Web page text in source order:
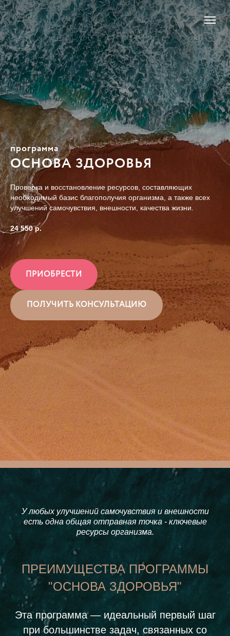
программа
ОСНОВА ЗДОРОВЬЯ
Проверка и восстановление ресурсов, составляющих
необходимый базис благополучия организма, а также всех
улучшений самочувствия, внешности, качества жизни.
24 550 р.
ПРИОБРЕСТИ
ПОЛУЧИТЬ КОНСУЛЬТАЦИЮ
У любых улучшений самочувствия и внешности
есть одна общая отправная точка - ключевые
ресурсы организма.
ПРЕИМУЩЕСТВА ПРОГРАММЫ
"ОСНОВА ЗДОРОВЬЯ"
Эта программа— идеальный первый шаг
при большинстве задач, связанных со